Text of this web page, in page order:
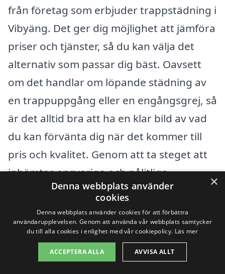
från företag som erbjuder trappstädning i
Vibyäng. Det ger dig möjlighet att jämföra
priser och tjänster, så du kan välja det
alternativ som passar dig bäst. Oavsett
om det handlar om löpande städning av
en trappuppgång eller en engångsgrej, så
är det alltid bra att ha en klar bild av vad
du kan förvänta dig när det kommer till
pris och kvalitet. Genom att ta steget att
inhämtas ansvariga och pålitliga
städfirmor i ditt område, kan du
säkerställa att din trappstädning blir både
effektiv och prisvärd.
Få 3 erbjudanden, gratis och utan
×
Denna webbplats använder
cookies
Denna webbplats använder cookies för att förbättra
användarupplevelsen. Genom att använda vår webbplats samtycker
du till alla cookies i enlighet med vår cookiepolicy. Läs mer
ACCEPTERA ALLA AVVISA ALLT